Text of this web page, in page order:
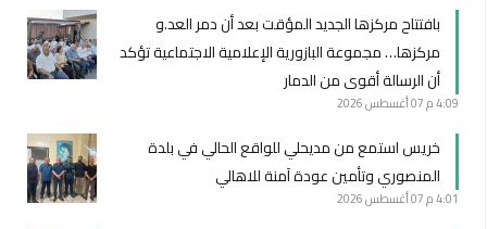
بافتتاح مركزها الجديد المؤقت بعد أن دمر العد.و
مركزها… مجموعة البازورية الإعلامية الاجتماعية تؤكد
أن الرسالة أقوى من الدمار
4:09 م 07 أغسطس 2026
خريس استمع من مديحلي للواقع الحالي في بلدة
المنصوري وتأمين عودة آمنة للاهالي
4:01 م 07 أغسطس 2026